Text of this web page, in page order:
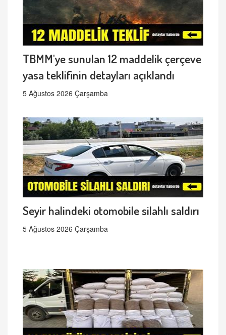
TBMM'ye sunulan 12 maddelik çerçeve
yasa teklifinin detayları açıklandı
5 Ağustos 2026 Çarşamba
Seyir halindeki otomobile silahlı saldırı
5 Ağustos 2026 Çarşamba